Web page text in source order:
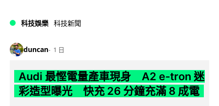
科技娛樂 科技新聞
duncan 1 日
Audi 最慳電量產車現身 A2 e-tron 迷
彩造型曝光 快充 26 分鐘充滿 8 成電